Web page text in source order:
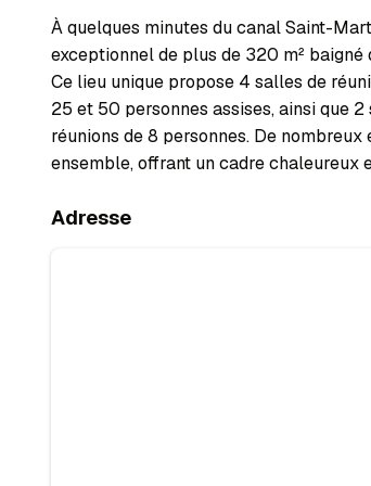
À quelques minutes du canal Saint-
exceptionnel de plus de 320 m²
Ce lieu unique propose 4 salles de
25 et 50 personnes assises, ainsi que
réunions de 8 personnes. De
ensemble, offrant un cadre chaleureux
Adresse